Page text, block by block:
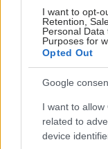
I want to opt-
Retention,
Personal
Purposes for
Opted Out
Google
I want to
related to
device
ΔΙΑΒΑΣΤΕ